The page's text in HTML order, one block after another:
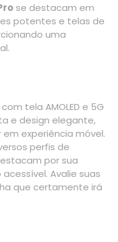
se destacam em
potentes e telas de
uma
com tela AMOLED e 5G
e design elegante,
experiência móvel.
perfis de
por sua
Avalie suas
que certamente irá